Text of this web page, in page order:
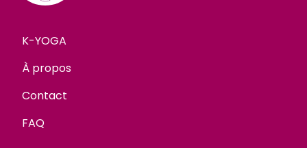
K-YOGA
À propos
Contact
FAQ